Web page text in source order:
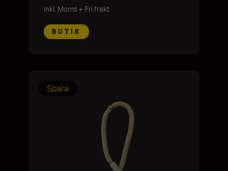
inkl. Moms+ Fri frakt
BUTIK
Spara